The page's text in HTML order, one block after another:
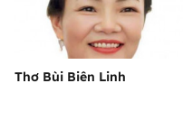
Thơ Bùi Biên Linh